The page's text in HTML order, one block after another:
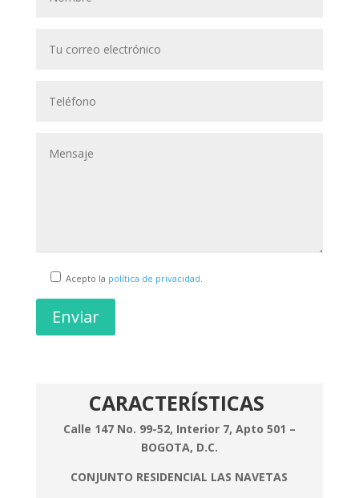
Acepto la política de privacidad.
Enviar
CARACTERÍSTICAS
Calle 147 No. 99-52, Interior 7, Apto 501 –
BOGOTA, D.C.
CONJUNTO RESIDENCIAL LAS NAVETAS